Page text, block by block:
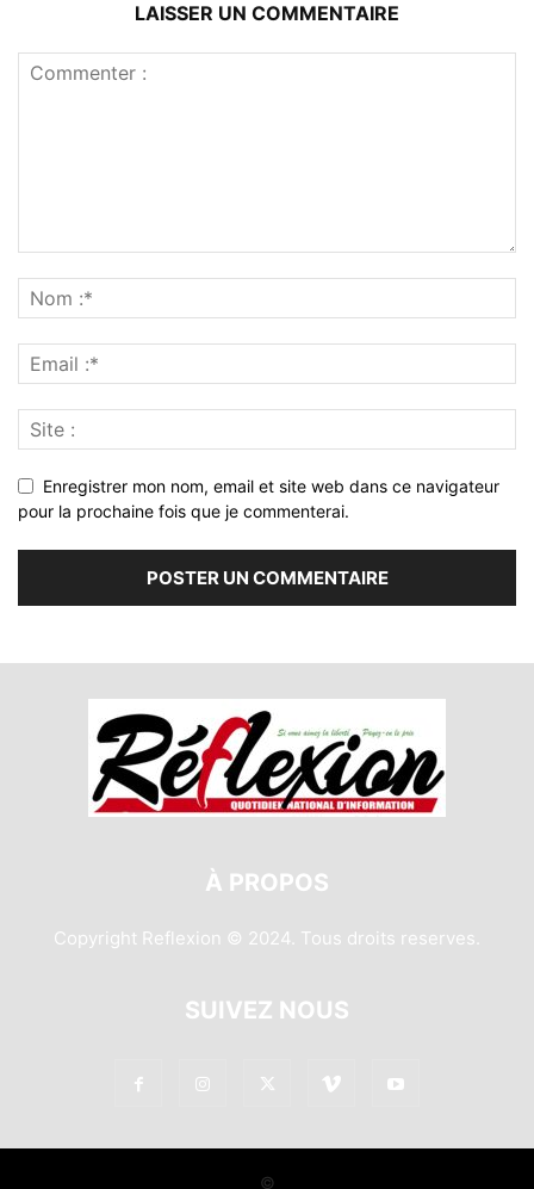
LAISSER UN COMMENTAIRE
Enregistrer mon nom, email et site web dans ce navigateur
pour la prochaine fois que je commenterai.
À PROPOS
Copyright Reflexion © 2024. Tous droits reserves.
SUIVEZ NOUS
©